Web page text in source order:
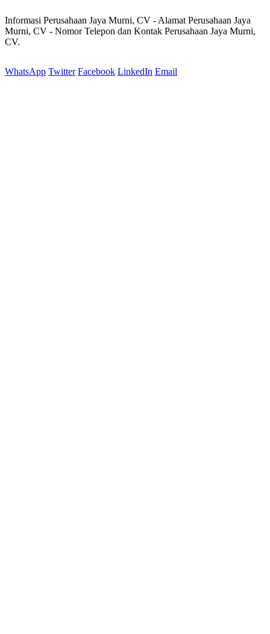
Informasi Perusahaan Jaya Murni, CV - Alamat Perusahaan Jaya
Murni, CV - Nomor Telepon dan Kontak Perusahaan Jaya Murni,
CV.
WhatsApp Twitter Facebook LinkedIn Email